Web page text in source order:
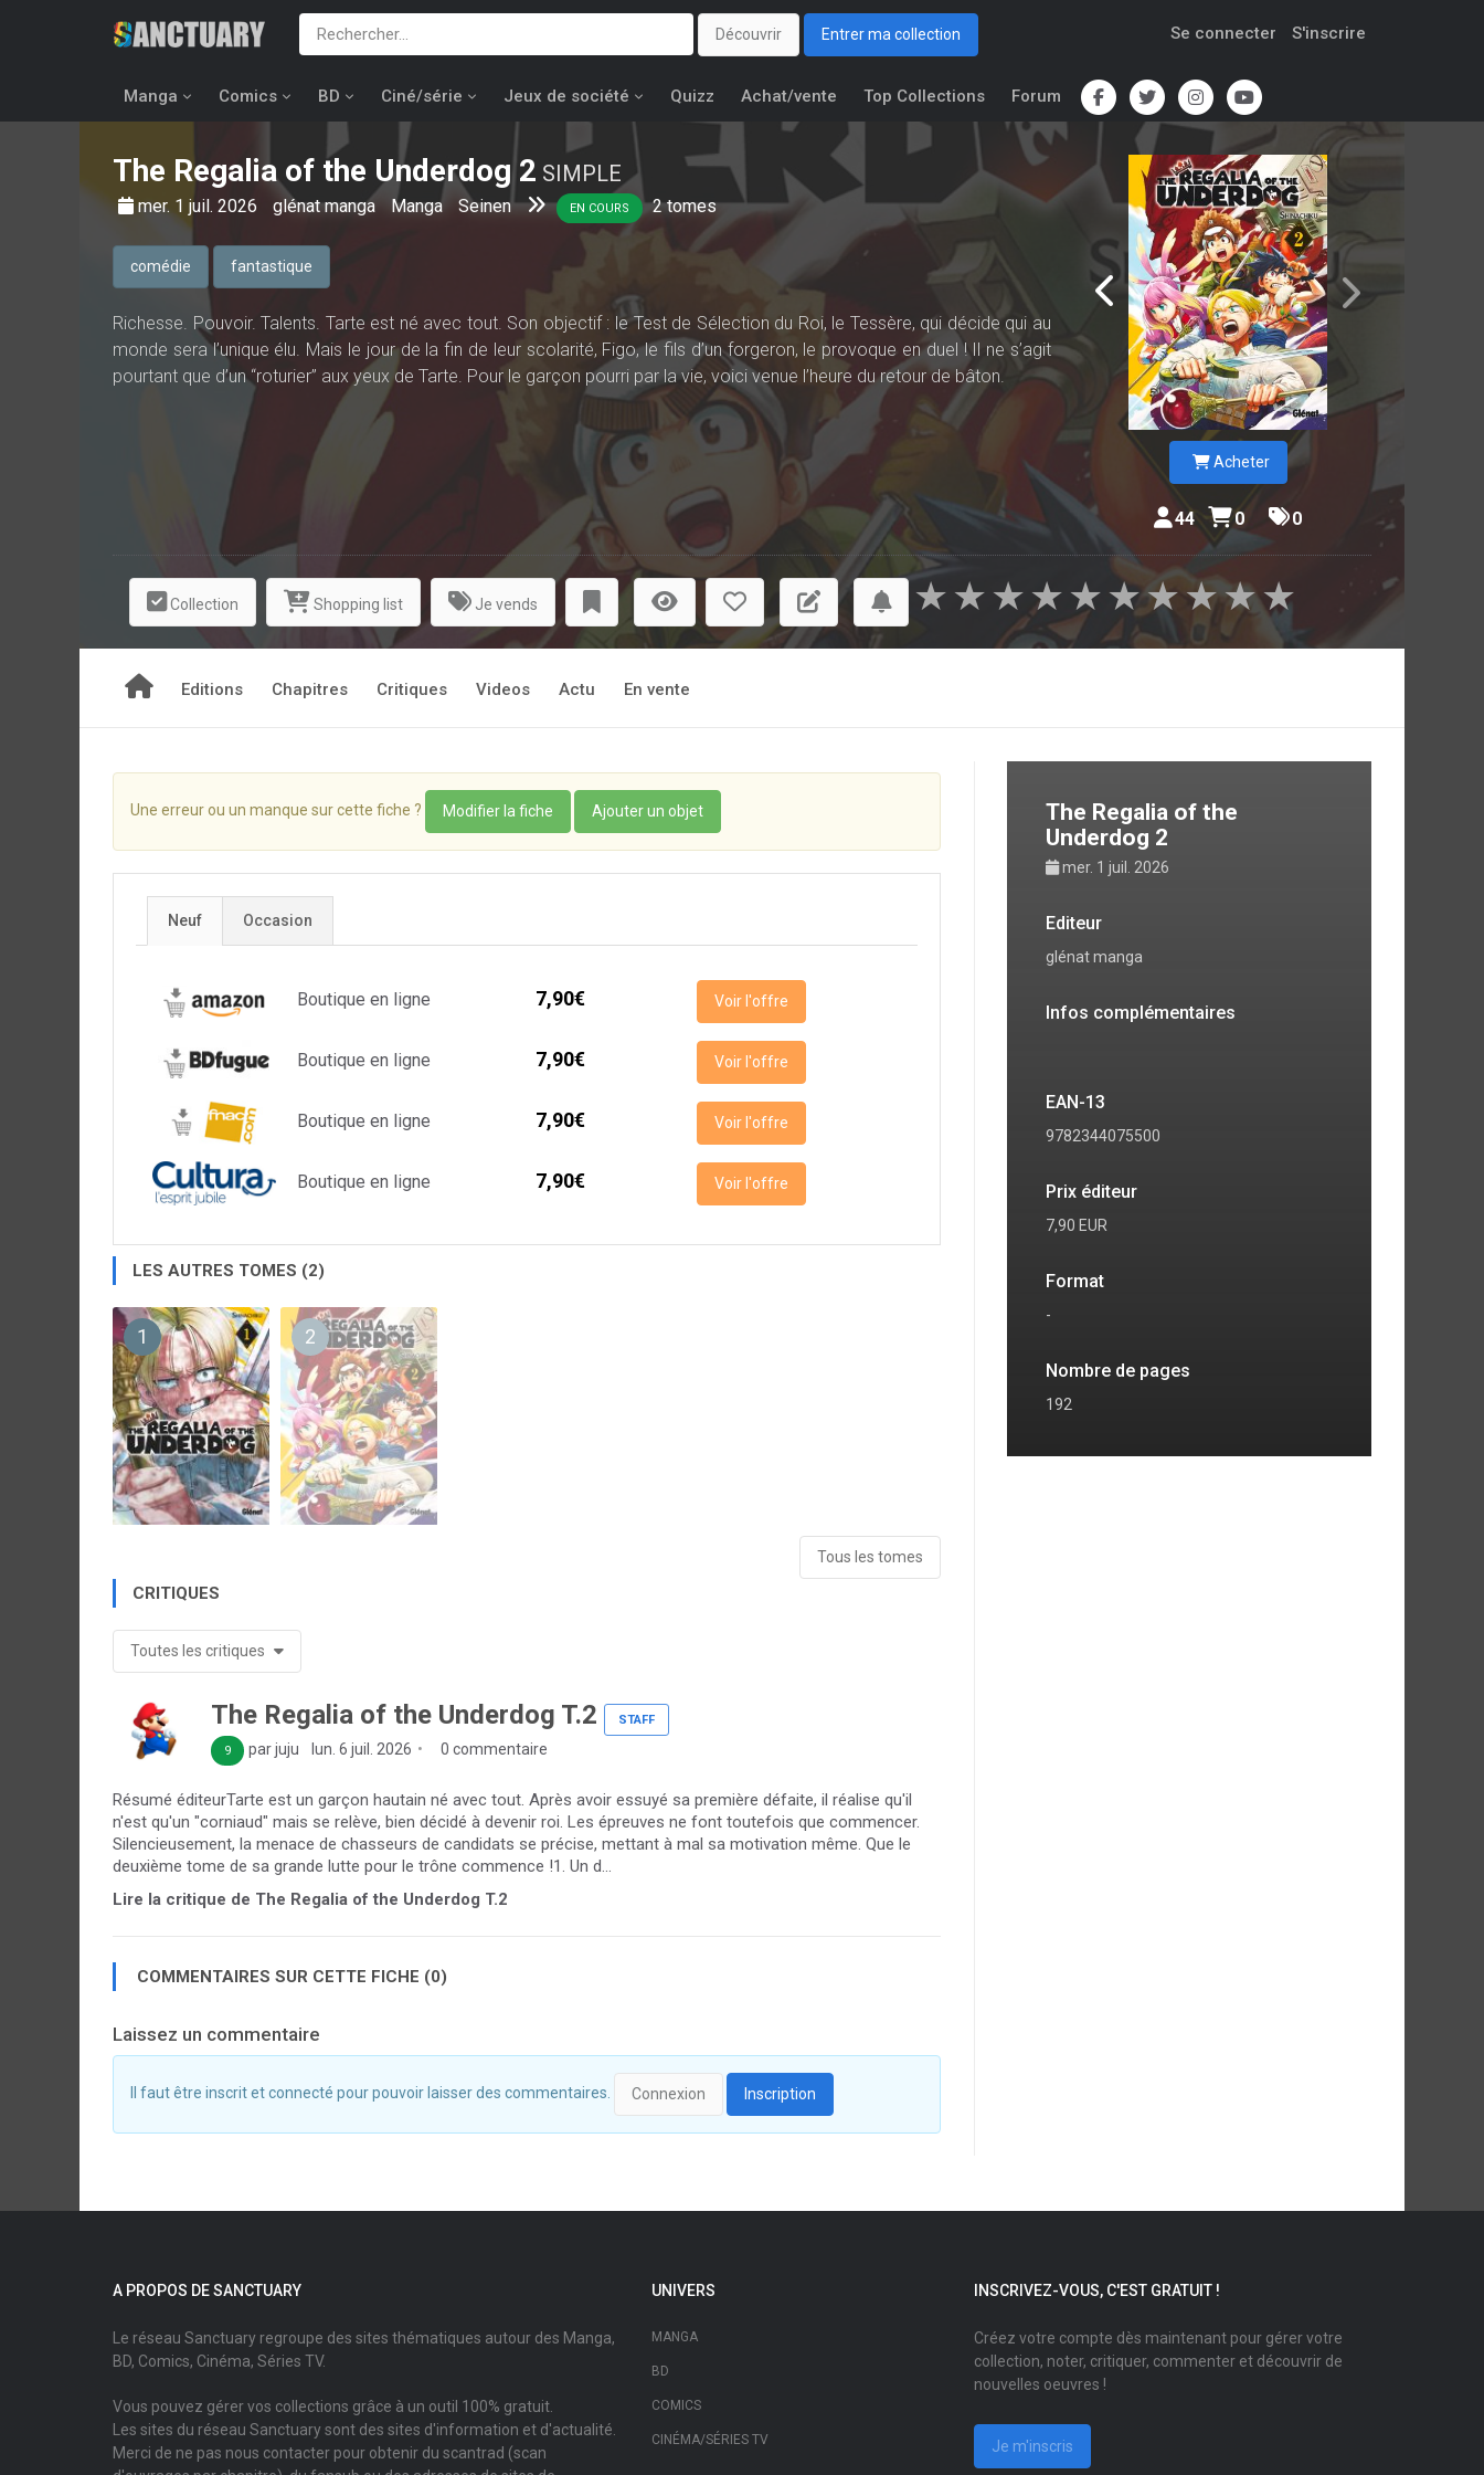
Découvrir Entrer ma collection Se connecter S'inscrire
Manga Comics BD Ciné/série Jeux de société Quizz Achat/vente Top Collections Forum
The Regalia of the Underdog2 SIMPLE
mer. 1 juil. 2026 glénat manga Manga Seinen EN COURS 2tomes
comédie fantastique
Richesse. Pouvoir. Talents. Tarte est né avec tout. Son objectif : le Test de Sélection du Roi, le Tessère, qui décide qui au
monde sera l’unique élu. Mais le jour de la fin de leur scolarité, Figo, le fils d’un forgeron, le provoque en duel ! Il ne s’agit
pourtant que d’un “roturier” aux yeux de Tarte. Pour le garçon pourri par la vie, voici venue l’heure du retour de bâton.
Acheter
44 0 0
Collection Shopping list Je vends ★
★
★
★
★
★
★
★
★
★
Editions Chapitres Critiques Videos Actu En vente
Une erreur ou un manque sur cette fiche ? Modifier la fiche Ajouter un objet
Neuf Occasion
Boutique en ligne 7,90€ Voir l'offre
Boutique en ligne 7,90€ Voir l'offre
Boutique en ligne 7,90€ Voir l'offre
Boutique en ligne 7,90€ Voir l'offre
LES AUTRES TOMES (2)
1 2
Tous les tomes
CRITIQUES
Toutes les critiques
The Regalia of the Underdog T.2 STAFF
9 par juju lun. 6 juil. 2026 0 commentaire
Résumé éditeurTarte est un garçon hautain né avec tout. Après avoir essuyé sa première défaite, il réalise qu'il
n'est qu'un "corniaud" mais se relève, bien décidé à devenir roi. Les épreuves ne font toutefois que commencer.
Silencieusement, la menace de chasseurs de candidats se précise, mettant à mal sa motivation même. Que le
deuxième tome de sa grande lutte pour le trône commence !1. Un d...
Lire la critique de The Regalia of the Underdog T.2
COMMENTAIRES SUR CETTE FICHE (0)
Laissez un commentaire
Il faut être inscrit et connecté pour pouvoir laisser des commentaires. Connexion Inscription
The Regalia of the
Underdog 2
mer. 1 juil. 2026
Editeur
glénat manga
Infos complémentaires
EAN-13
9782344075500
Prix éditeur
7,90 EUR
Format
-
Nombre de pages
192
A PROPOS DE SANCTUARY
Le réseau Sanctuary regroupe des sites thématiques autour des Manga,
BD, Comics, Cinéma, Séries TV.
Vous pouvez gérer vos collections grâce à un outil 100% gratuit.
Les sites du réseau Sanctuary sont des sites d'information et d'actualité.
Merci de ne pas nous contacter pour obtenir du scantrad (scan
UNIVERS
MANGA
BD
COMICS
CINÉMA/SÉRIES TV
INSCRIVEZ-VOUS, C'EST GRATUIT !
Créez votre compte dès maintenant pour gérer votre
collection, noter, critiquer, commenter et découvrir de
nouvelles oeuvres !
Je m'inscris